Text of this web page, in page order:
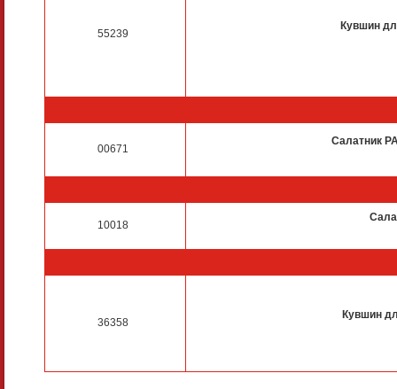
55239
Кувшин
00671
Салатник
10018
36358
Кувшин